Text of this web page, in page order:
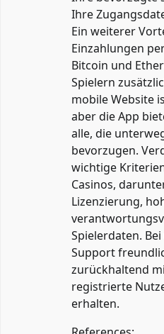
Ihre
Ein weiterer
Einzahlungen
Bitcoin und
Spielern
mobile Website
aber die App
alle, die
bevorzugen.
wichtige
Casinos,
Lizenzierung,
Spielerdaten.
Support
zurückhaltend
registrierte
erhalten.